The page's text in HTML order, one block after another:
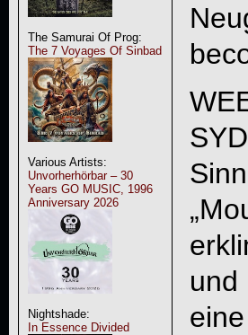
The Samurai Of Prog:
The 7 Voyages Of Sinbad
Various Artists:
Unvorherhörbar – 30
Years GO MUSIC, 1996
Anniversary 2026
Nightshade:
In Essence Divided
„